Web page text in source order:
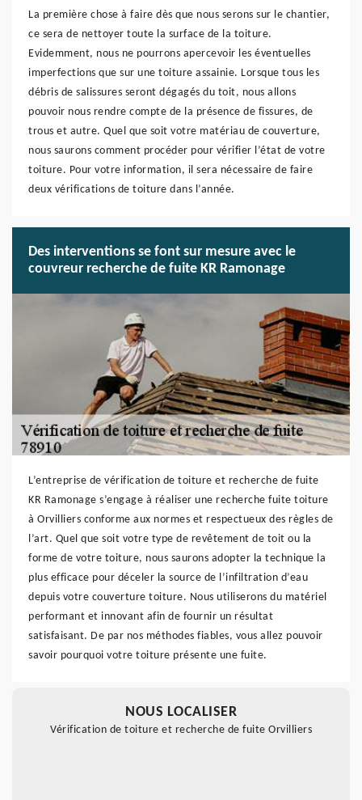
La première chose à faire dès que nous serons sur le chantier,
ce sera de nettoyer toute la surface de la toiture.
Evidemment, nous ne pourrons apercevoir les éventuelles
imperfections que sur une toiture assainie. Lorsque tous les
débris de salissures seront dégagés du toit, nous allons
pouvoir nous rendre compte de la présence de fissures, de
trous et autre. Quel que soit votre matériau de couverture,
nous saurons comment procéder pour vérifier l’état de votre
toiture. Pour votre information, il sera nécessaire de faire
deux vérifications de toiture dans l’année.
Des interventions se font sur mesure avec le
couvreur recherche de fuite KR Ramonage
L’entreprise de vérification de toiture et recherche de fuite
KR Ramonage s’engage à réaliser une recherche fuite toiture
à Orvilliers conforme aux normes et respectueux des règles de
l’art. Quel que soit votre type de revêtement de toit ou la
forme de votre toiture, nous saurons adopter la technique la
plus efficace pour déceler la source de l’infiltration d’eau
depuis votre couverture toiture. Nous utiliserons du matériel
performant et innovant afin de fournir un résultat
satisfaisant. De par nos méthodes fiables, vous allez pouvoir
savoir pourquoi votre toiture présente une fuite.
NOUS LOCALISER
Vérification de toiture et recherche de fuite Orvilliers